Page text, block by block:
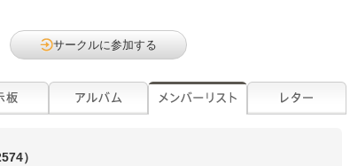
サークルに参加する
）